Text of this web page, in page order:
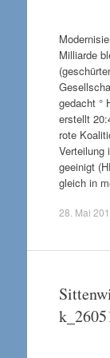
Milliarde
gedacht °
erstellt
rote
Verteilung
geeinigt
gleich in
28. Mai